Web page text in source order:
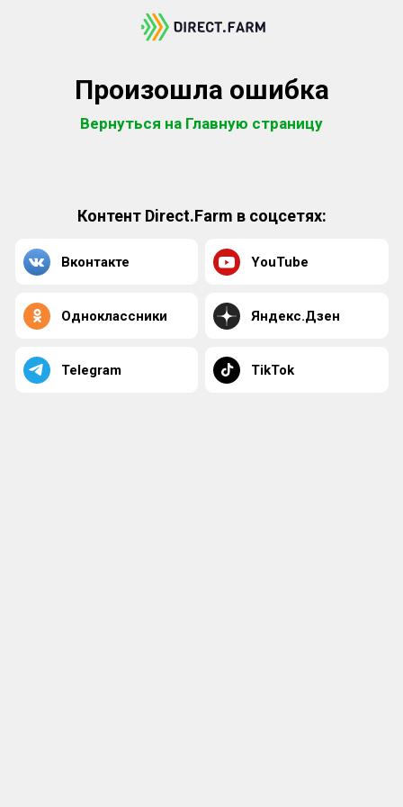
Произошла ошибка
Вернуться на Главную страницу
Контент Direct.Farm в соцсетях:
Вконтакте YouTube
Одноклассники Яндекс.Дзен
Telegram TikTok